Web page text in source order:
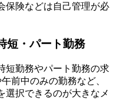
保険などは自己管理が必
短・パート勤務
短勤務やパート勤務の求
前中のみの勤務など、
選択できるのが大きなメ